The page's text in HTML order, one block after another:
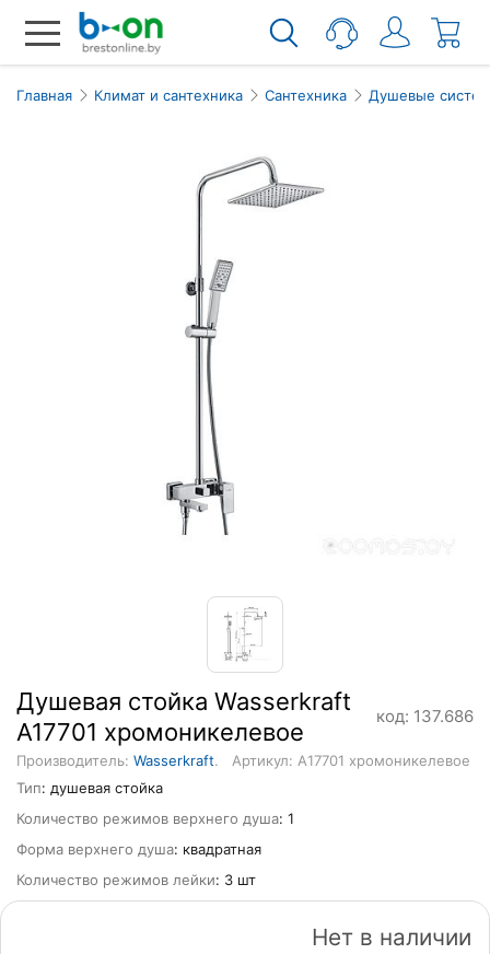
Главная Климат и сантехника Сантехника Душевые
Душевая стойка Wasserkraft
A17701 хромоникелевое
код: 137.686
Производитель: Wasserkraft.
Артикул: A17701 хромоникелевое
Тип: душевая стойка
Количество режимов верхнего душа: 1
Форма верхнего душа: квадратная
Количество режимов лейки: 3 шт
Нет в наличии